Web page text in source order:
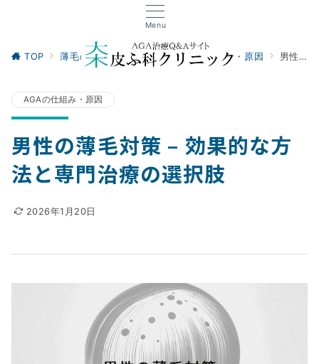
Menu
TOP 薄毛の悩み・基礎知識 AGAの仕組み・原因 男性の薄毛対策 – 効果的な方法と専門治療の選択肢
AGAの仕組み・原因
男性の薄毛対策 – 効果的な方
法と専門治療の選択肢
2026年1月20日